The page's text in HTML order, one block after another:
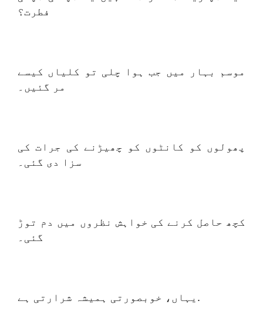
فطرت؟
موسم بہار میں جب ہوا چلی تو کلیاں کیسے
مر گئیں۔
پھولوں کو کانٹوں کو چھیڑنے کی جرات کی
سزا دی گئی۔
کچھ حاصل کرنے کی خواہش نظروں میں دم توڑ
گئی۔
یہاں، خوبصورتی ہمیشہ شرارتی ہے.